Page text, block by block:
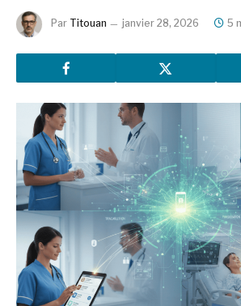
Par Titouan janvier 28, 2026 5